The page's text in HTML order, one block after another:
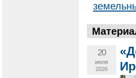
20
июля
2026